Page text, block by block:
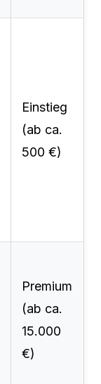
Einstieg
(ab ca.
500 €)
Premium
(ab ca.
15.000
€)